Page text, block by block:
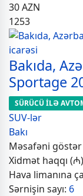
30AZN
1253
Bakıda,
Sportage
SÜRÜCÜ İLƏ
SUV-lər
Bakı
Məsafəni göstər
Xidmət haqqı
Hava limanına
Sərnişin sayı: 6